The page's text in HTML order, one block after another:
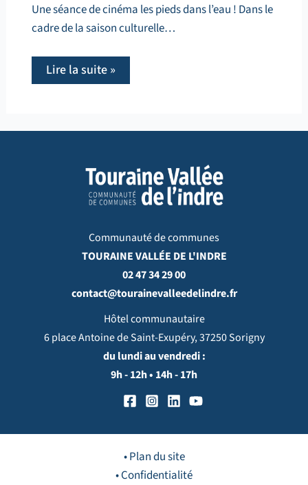
Une séance de cinéma les pieds dans l’eau ! Dans le
cadre de la saison culturelle…
Lire la suite »
Communauté de communes
TOURAINE VALLÉE DE L'INDRE
02 47 34 29 00
contact@tourainevalleedelindre.fr
Hôtel communautaire
6 place Antoine de Saint-Exupéry, 37250 Sorigny
du lundi au vendredi :
9h - 12h • 14h - 17h
• Plan du site
• Confidentialité